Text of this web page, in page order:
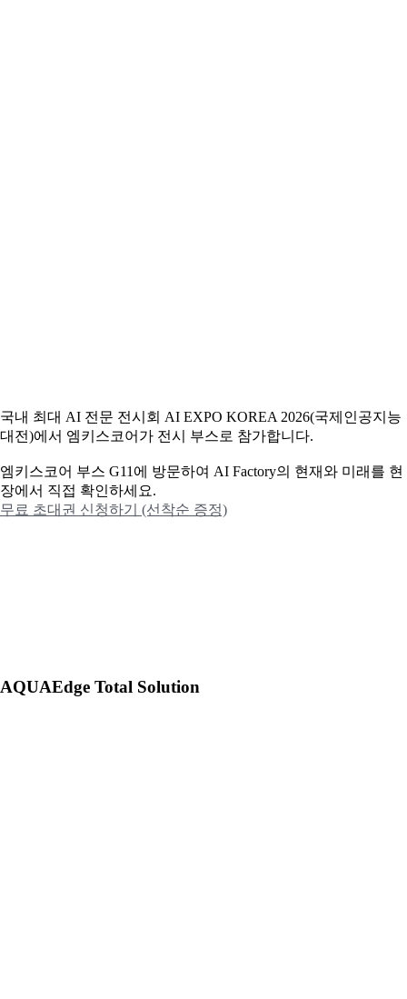
국내 최대 AI 전문 전시회 AI EXPO KOREA 2026(국제인공지능
대전)에서 엠키스코어가 전시 부스로 참가합니다.
엠키스코어 부스 G11에 방문하여 AI Factory의 현재와 미래를 현
장에서 직접 확인하세요.
무료 초대권 신청하기 (선착순 증정)
AQUAEdge Total Solution